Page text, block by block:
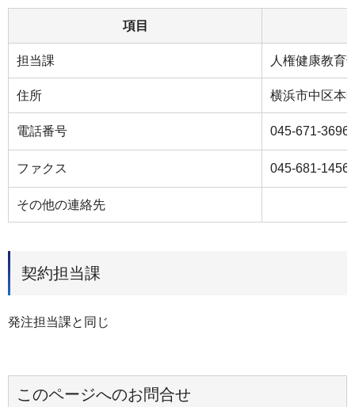
項目
担当課 人権健康教育
住所 横浜市中区本
電話番号 045-671-3696
ファクス 045-681-1456
その他の連絡先
契約担当課
発注担当課と同じ
このページへのお問合せ